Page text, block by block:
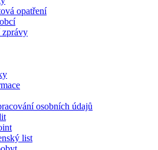
opatření
osobních údajů
list